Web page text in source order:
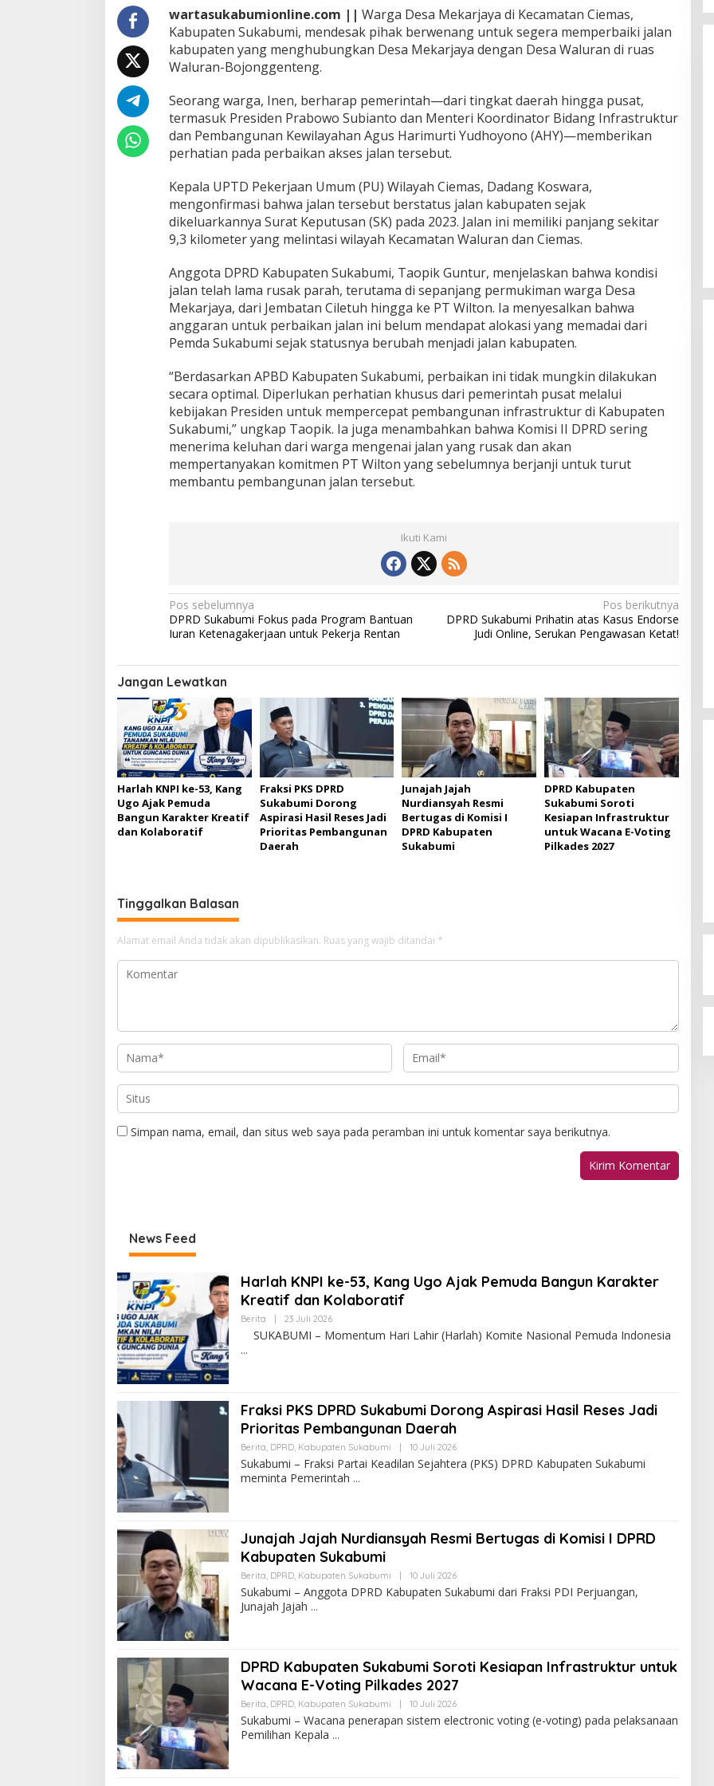
a
P
e
r
b
i
k
i
J
a
a
n
R
u
s
k
d
i
C
i
e
a
s
!
wartasukabumionline.com || Warga Desa Mekarjaya di Kecamatan Ciemas,
Kabupaten Sukabumi, mendesak pihak berwenang untuk segera memperbaiki jalan
kabupaten yang menghubungkan Desa Mekarjaya dengan Desa Waluran di ruas
Waluran-Bojonggenteng.
Seorang warga, Inen, berharap pemerintah—dari tingkat daerah hingga pusat,
termasuk Presiden Prabowo Subianto dan Menteri Koordinator Bidang Infrastruktur
dan Pembangunan Kewilayahan Agus Harimurti Yudhoyono (AHY)—memberikan
perhatian pada perbaikan akses jalan tersebut.
Kepala UPTD Pekerjaan Umum (PU) Wilayah Ciemas, Dadang Koswara,
mengonfirmasi bahwa jalan tersebut berstatus jalan kabupaten sejak
dikeluarkannya Surat Keputusan (SK) pada 2023. Jalan ini memiliki panjang sekitar
9,3 kilometer yang melintasi wilayah Kecamatan Waluran dan Ciemas.
Anggota DPRD Kabupaten Sukabumi, Taopik Guntur, menjelaskan bahwa kondisi
jalan telah lama rusak parah, terutama di sepanjang permukiman warga Desa
Mekarjaya, dari Jembatan Ciletuh hingga ke PT Wilton. Ia menyesalkan bahwa
anggaran untuk perbaikan jalan ini belum mendapat alokasi yang memadai dari
Pemda Sukabumi sejak statusnya berubah menjadi jalan kabupaten.
“Berdasarkan APBD Kabupaten Sukabumi, perbaikan ini tidak mungkin dilakukan
secara optimal. Diperlukan perhatian khusus dari pemerintah pusat melalui
kebijakan Presiden untuk mempercepat pembangunan infrastruktur di Kabupaten
Sukabumi,” ungkap Taopik. Ia juga menambahkan bahwa Komisi II DPRD sering
menerima keluhan dari warga mengenai jalan yang rusak dan akan
mempertanyakan komitmen PT Wilton yang sebelumnya berjanji untuk turut
membantu pembangunan jalan tersebut.
Ikuti Kami
N
a
i
g
a
s
i
p
o
s
Pos sebelumnya
DPRD Sukabumi Fokus pada Program Bantuan
Iuran Ketenagakerjaan untuk Pekerja Rentan
Pos berikutnya
DPRD Sukabumi Prihatin atas Kasus Endorse
Judi Online, Serukan Pengawasan Ketat!
Jangan Lewatkan
Harlah KNPI ke-53, Kang
Ugo Ajak Pemuda
Bangun Karakter Kreatif
dan Kolaboratif
Fraksi PKS DPRD
Sukabumi Dorong
Aspirasi Hasil Reses Jadi
Prioritas Pembangunan
Daerah
Junajah Jajah
Nurdiansyah Resmi
Bertugas di Komisi I
DPRD Kabupaten
Sukabumi
DPRD Kabupaten
Sukabumi Soroti
Kesiapan Infrastruktur
untuk Wacana E-Voting
Pilkades 2027
Tinggalkan Balasan
Alamat email Anda tidak akan dipublikasikan. Ruas yang wajib ditandai *
Simpan nama, email, dan situs web saya pada peramban ini untuk komentar saya berikutnya.
News Feed
Harlah KNPI ke-53, Kang Ugo Ajak Pemuda Bangun Karakter
Kreatif dan Kolaboratif
Berita 23 Juli 2026
SUKABUMI – Momentum Hari Lahir (Harlah) Komite Nasional Pemuda Indonesia
Fraksi PKS DPRD Sukabumi Dorong Aspirasi Hasil Reses Jadi
Prioritas Pembangunan Daerah
Berita, DPRD, Kabupaten Sukabumi 10 Juli 2026
Sukabumi – Fraksi Partai Keadilan Sejahtera (PKS) DPRD Kabupaten Sukabumi
meminta Pemerintah
Junajah Jajah Nurdiansyah Resmi Bertugas di Komisi I DPRD
Kabupaten Sukabumi
Berita, DPRD, Kabupaten Sukabumi 10 Juli 2026
Sukabumi – Anggota DPRD Kabupaten Sukabumi dari Fraksi PDI Perjuangan,
Junajah Jajah
DPRD Kabupaten Sukabumi Soroti Kesiapan Infrastruktur untuk
Wacana E-Voting Pilkades 2027
Berita, DPRD, Kabupaten Sukabumi 10 Juli 2026
Sukabumi – Wacana penerapan sistem electronic voting (e-voting) pada pelaksanaan
Pemilihan Kepala
Budi Azhar Mutawali Serukan